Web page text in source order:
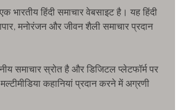
भारतीय हिंदी समाचार वेबसाइट है। यह हिंदी
मनोरंजन और जीवन शैली समाचार प्रदान
समाचार स्रोत है और डिजिटल प्लेटफॉर्म पर
मल्टीमीडिया कहानियां प्रदान करने में अग्रणी